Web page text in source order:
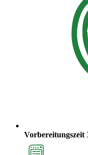
Vorbereitungszeit